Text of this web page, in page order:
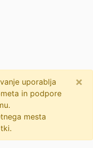
uporablja
in podpore
mesta
×